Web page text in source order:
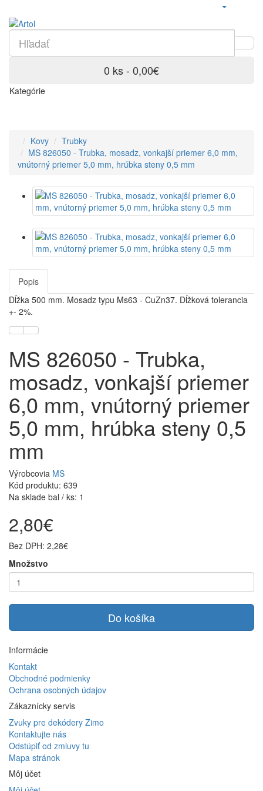
0 ks - 0,00€
Kategórie
Kovy
Trubky
MS 826050 - Trubka, mosadz, vonkajší priemer 6,0 mm,
vnútorný priemer 5,0 mm, hrúbka steny 0,5 mm
Popis
Dĺžka 500 mm. Mosadz typu Ms63 - CuZn37. Dĺžková tolerancia
+- 2%.
MS 826050 - Trubka,
mosadz, vonkajší priemer
6,0 mm, vnútorný priemer
5,0 mm, hrúbka steny 0,5
mm
Výrobcovia MS
Kód produktu: 639
Na sklade bal / ks: 1
2,80€
Bez DPH: 2,28€
Množstvo
Do košíka
Informácie
Kontakt
Obchodné podmienky
Ochrana osobných údajov
Zákaznícky servis
Zvuky pre dekódery Zimo
Kontaktujte nás
Odstúpiť od zmluvy tu
Mapa stránok
Môj účet